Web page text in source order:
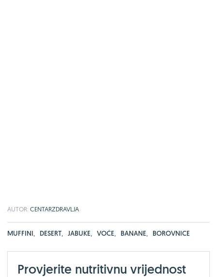
AUTOR: CENTARZDRAVLJA
MUFFINI, DESERT, JABUKE, VOĆE, BANANE, BOROVNICE
Provjerite nutritivnu vrijednost